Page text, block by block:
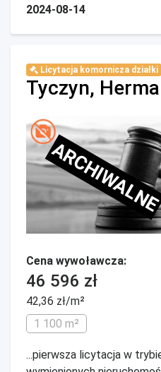
2024-08-14
Licytacja komornicza działki
Tyczyn,
Cena wywoławcza:
46 596 zł
42,36 zł/m²
1 100 m²
...pierwsza licytacja w